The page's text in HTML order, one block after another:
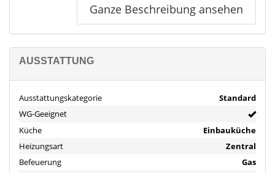
Seite sind Münster mit ca. 78 km südöstlich und Osnabrück mit
Auch die Bahnanbindung bietet großartige Möglichkeiten. Ob
Köln oder Berlin: Nichts ist unmöglich und ohne viel Aufwand zu
Natürlich darf man das grüne Umland nicht vergessen! Die
Landschaft um und in Nordhorn wird geprägt durch diverse
Seen, Flüsse und Kanäle. Beispielsweise die Vechte, welche auch
durch den Vechtesee fließt. Ob zu Fuß mit dem Vierbeiner oder
doch dem Fahrrad, hier haben Sie einiges zu erkunden.
Ausstattung
Ganze Beschreibung ansehen
AUSSTATTUNG
Ausstattungskategorie
Standard
WG-Geeignet
Küche
Einbauküche
Heizungsart
Zentral
Befeuerung
Gas